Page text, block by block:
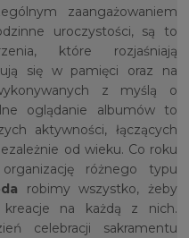
zaangażowaniem
uroczystości, są to
które rozjaśniają
się w pamięci oraz na
z myślą o
oglądanie albumów to
aktywności, łączących
od wieku. Co roku
różnego typu
robimy wszystko, żeby
kreacje na każdą z nich.
celebracji sakramentu